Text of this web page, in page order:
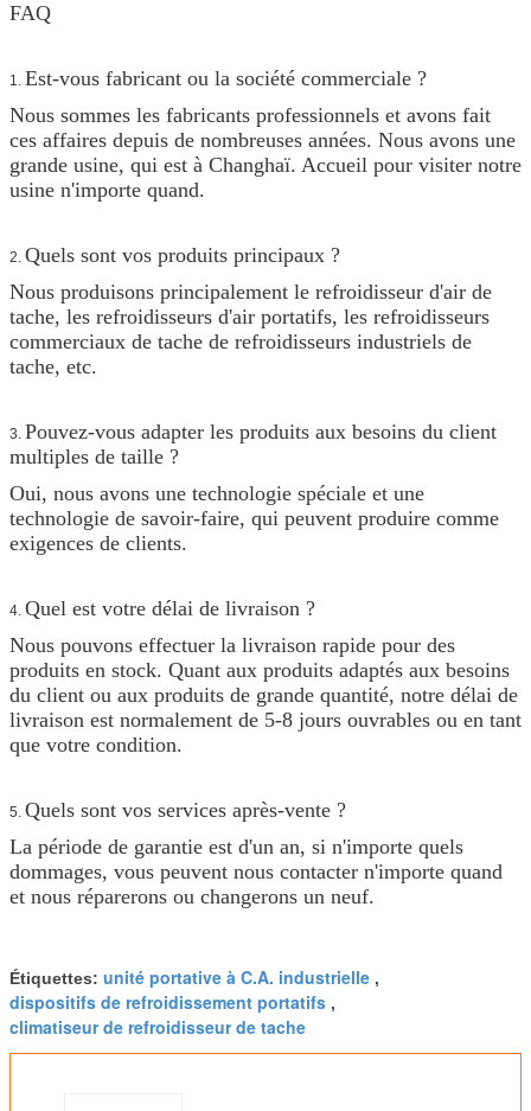
FAQ
1. Est-vous fabricant ou la société commerciale ?
Nous sommes les fabricants professionnels et avons fait
ces affaires depuis de nombreuses années. Nous avons une
grande usine, qui est à Changhaï. Accueil pour visiter notre
usine n'importe quand.
2. Quels sont vos produits principaux ?
Nous produisons principalement le refroidisseur d'air de
tache, les refroidisseurs d'air portatifs, les refroidisseurs
commerciaux de tache de refroidisseurs industriels de
tache, etc.
3. Pouvez-vous adapter les produits aux besoins du client
multiples de taille ?
Oui, nous avons une technologie spéciale et une
technologie de savoir-faire, qui peuvent produire comme
exigences de clients.
4. Quel est votre délai de livraison ?
Nous pouvons effectuer la livraison rapide pour des
produits en stock. Quant aux produits adaptés aux besoins
du client ou aux produits de grande quantité, notre délai de
livraison est normalement de 5-8 jours ouvrables ou en tant
que votre condition.
5. Quels sont vos services après-vente ?
La période de garantie est d'un an, si n'importe quels
dommages, vous peuvent nous contacter n'importe quand
et nous réparerons ou changerons un neuf.
Étiquettes: unité portative à C.A. industrielle ,
dispositifs de refroidissement portatifs ,
climatiseur de refroidisseur de tache